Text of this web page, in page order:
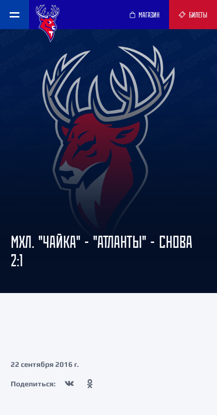
МАГАЗИН БИЛЕТЫ
МХЛ. "ЧАЙКА" - "АТЛАНТЫ" - СНОВА
2:1
22 сентября 2016 г.
Поделиться: